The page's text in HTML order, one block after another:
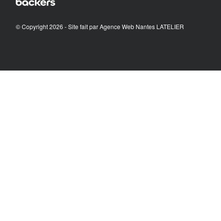
© Copyright 2026 - Site fait parAgence Web Nantes LATELIER